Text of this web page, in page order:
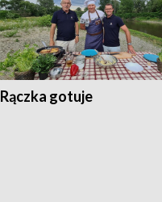
Rączka gotuje